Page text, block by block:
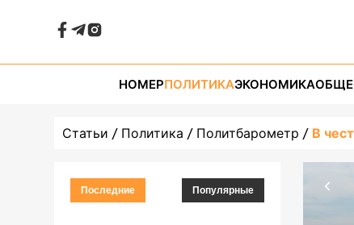
НОМЕРПОЛИТИКАЭКОНОМИКА
Статьи Политика Политбарометр В
Последние Популярные